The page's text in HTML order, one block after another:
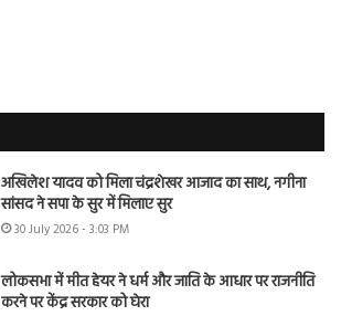
अखिलेश यादव को मिला चंद्रशेखर आजाद का साथ, नगीना
सांसद ने सपा के सुर में मिलाए सुर
30 July 2026 - 3:03 PM
लोकसभा में मीत हेयर ने धर्म और जाति के आधार पर राजनीति
करने पर केंद्र सरकार को घेरा